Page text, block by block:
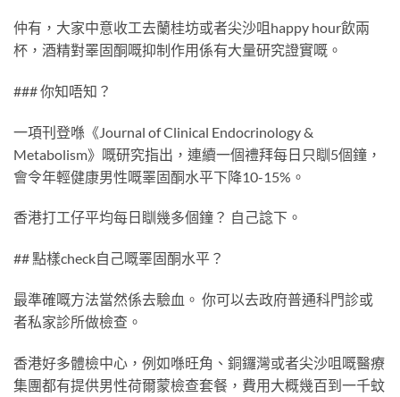
仲有，大家中意收工去蘭桂坊或者尖沙咀happy hour飲兩
杯，酒精對睪固酮嘅抑制作用係有大量研究證實嘅。
### 你知唔知？
一項刊登喺《Journal of Clinical Endocrinology &
Metabolism》嘅研究指出，連續一個禮拜每日只瞓5個鐘，
會令年輕健康男性嘅睪固酮水平下降10-15%。
香港打工仔平均每日瞓幾多個鐘？ 自己諗下。
## 點樣check自己嘅睪固酮水平？
最準確嘅方法當然係去驗血。 你可以去政府普通科門診或
者私家診所做檢查。
香港好多體檢中心，例如喺旺角、銅鑼灣或者尖沙咀嘅醫療
集團都有提供男性荷爾蒙檢查套餐，費用大概幾百到一千蚊